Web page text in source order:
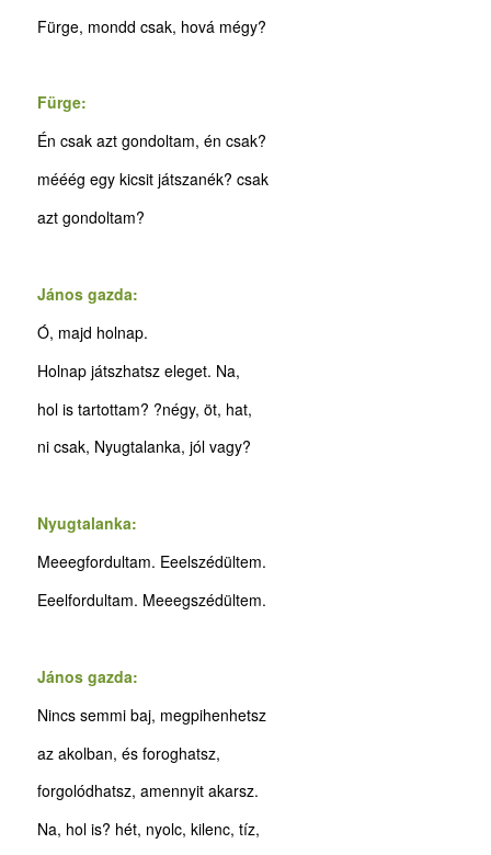
Fürge, mondd csak, hová mégy?
Fürge:
Én csak azt gondoltam, én csak?
mééég egy kicsit játszanék? csak
azt gondoltam?
János gazda:
Ó, majd holnap.
Holnap játszhatsz eleget. Na,
hol is tartottam? ?négy, öt, hat,
ni csak, Nyugtalanka, jól vagy?
Nyugtalanka:
Meeegfordultam. Eeelszédültem.
Eeelfordultam. Meeegszédültem.
János gazda:
Nincs semmi baj, megpihenhetsz
az akolban, és foroghatsz,
forgolódhatsz, amennyit akarsz.
Na, hol is? hét, nyolc, kilenc, tíz,